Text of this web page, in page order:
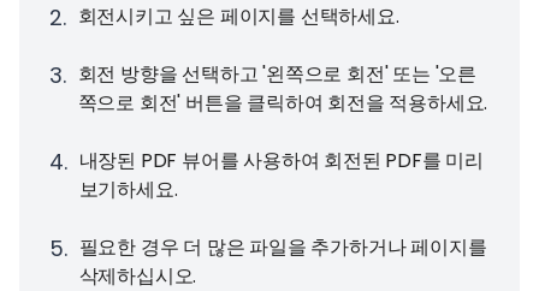
2. 회전시키고 싶은 페이지를 선택하세요.
3. 회전 방향을 선택하고 '왼쪽으로 회전' 또는 '오른
쪽으로 회전' 버튼을 클릭하여 회전을 적용하세요.
4. 내장된 PDF 뷰어를 사용하여 회전된 PDF를 미리
보기하세요.
5. 필요한 경우 더 많은 파일을 추가하거나 페이지를
삭제하십시오.